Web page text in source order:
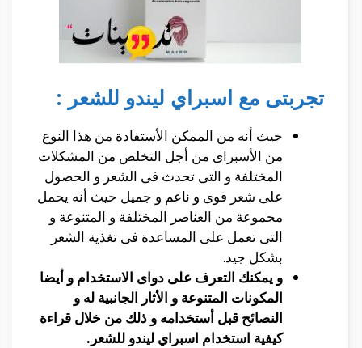
تجربتى مع اسبراي ليندو للشعر :
حيث أنه من الممكن الأستفادة من هذا النوع
من الأسبراى من أجل التخلص من المشكلات
المختلفة و التى تحدث فى الشعر و الحصول
على شعر قوى و ناعم و جميل حيث أنه يحمل
مجموعة من العناصر المختلفة و المتنوعة و
التى تعمل على المساعدة فى تغذية الشعر
بشكل جيد.
و يمكنك التعرف على دواى الاستخدام و أيضا
المكونات المتنوعة و الأثار الجانبية له و
النصائح قبل أستخدامه و ذلك من خلال قراءة
كيفية استخدام اسبراي ليندو للشعر.